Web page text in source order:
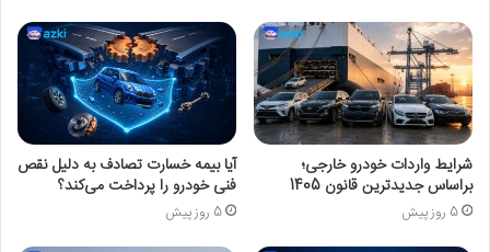
شرایط واردات خودرو خارجی؛
بر‌اساس جدیدترین قانون 1405
5 روز پیش
آیا بیمه خسارت تصادف به دلیل نقص
فنی خودرو را پرداخت می‌کند؟
5 روز پیش